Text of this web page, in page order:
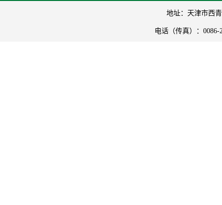
地址：天津市西
电话（传真）： 0086-